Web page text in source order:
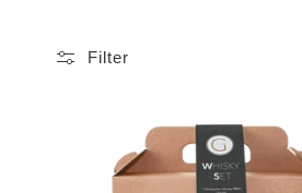
t
Filter